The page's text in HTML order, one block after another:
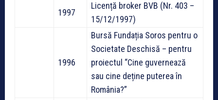
1997
Licență broker BVB (Nr. 403 –
15/12/1997)
1996
Bursă Fundația Soros pentru o
Societate Deschisă – pentru
proiectul “Cine guvernează
sau cine deține puterea în
România?”